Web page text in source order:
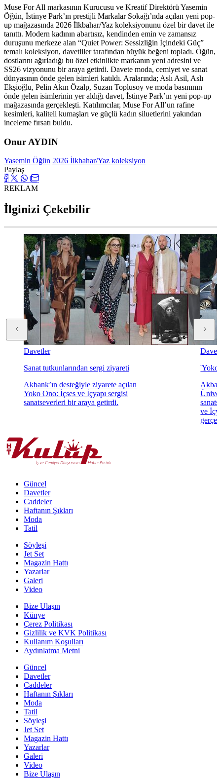
Muse For All markasının Kurucusu ve Kreatif Direktörü Yasemin
Öğün, İstinye Park’ın prestijli Markalar Sokağı’nda açılan yeni pop-
up mağazasında 2026 İlkbahar/Yaz koleksiyonunu özel bir davet ile
tanıttı. Modern kadının abartısız, kendinden emin ve zamansız
duruşunu merkeze alan “Quiet Power: Sessizliğin İçindeki Güç”
temalı koleksiyon, davetliler tarafından büyük beğeni topladı. Öğün,
dostlarını ağırladığı bu özel etkinlikte markanın yeni adresini ve
SS26 vizyonunu bir araya getirdi. Davete moda, cemiyet ve sanat
dünyasının önde gelen isimleri katıldı. Aralarında; Aslı Asil, Aslı
Ekşioğlu, Pelin Akın Özalp, Suzan Toplusoy ve moda basınının
önde gelen isimlerinin yer aldığı davet, İstinye Park’ın yeni pop-up
mağazasında gerçekleşti. Katılımcılar, Muse For All’un rafine
kesimleri, kaliteli kumaşları ve güçlü kadın siluetlerini yakından
inceleme fırsatı buldu.
Onur AYDIN
Yasemin Öğün 2026 İlkbahar/Yaz koleksiyon
Paylaş
REKLAM
İlginizi Çekebilir
Davetler
Sanat tutkunlarından sergi ziyareti
Akbank’ın desteğiyle ziyarete açılan
Yoko Ono: İçses ve İçyapı sergisi
sanatseverleri bir araya getirdi.
'Yoko
ve
Güncel
Davetler
Caddeler
Haftanın Şıkları
Moda
Tatil
Söyleşi
Jet Set
Magazin Hattı
Yazarlar
Galeri
Video
Bize Ulaşın
Künye
Çerez Politikası
Gizlilik ve KVK Politikası
Kullanım Koşulları
Aydınlatma Metni
Güncel
Davetler
Caddeler
Haftanın Şıkları
Moda
Tatil
Söyleşi
Jet Set
Magazin Hattı
Yazarlar
Galeri
Video
Bize Ulaşın